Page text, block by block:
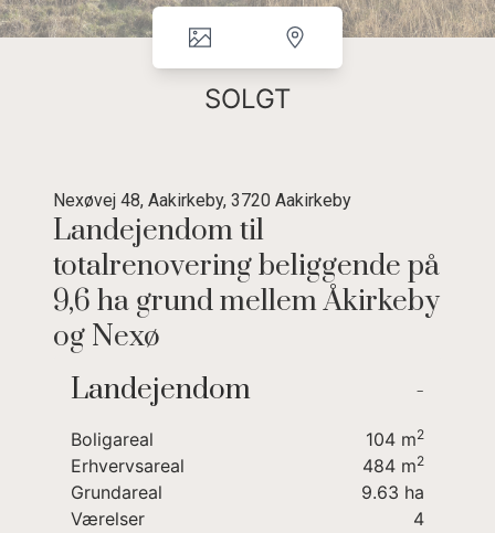
SOLGT
Nexøvej 48, Aakirkeby, 3720 Aakirkeby
Landejendom til
totalrenovering beliggende på
9,6 ha grund mellem Åkirkeby
og Nexø
totalrenovering eller nedrivning
mellem Åkirkeby og Nexø
Huset indeholder:
Entré
Landejendom -
Boligareal 104 m2
Erhvervsareal 484 m2
Grundareal 9.63 ha
Værelser
4